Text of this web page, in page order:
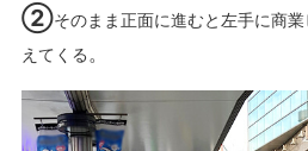
②そのまま正面に進むと左手に商
えてくる。